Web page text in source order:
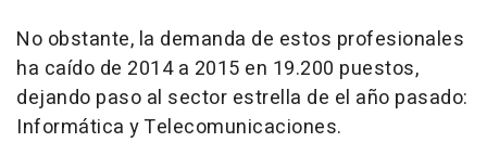
No obstante, la demanda de estos profesionales
ha caído de 2014 a 2015 en 19.200 puestos,
dejando paso al sector estrella de el año pasado:
Informática y Telecomunicaciones.